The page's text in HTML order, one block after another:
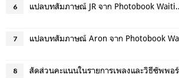
6 แปลบทสัมภาษณ์
7
8